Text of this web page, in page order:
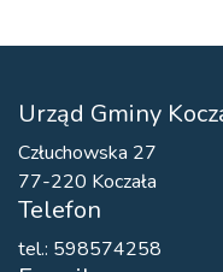
Urząd Gminy
Człuchowska 27
77-220 Koczała
Telefon
tel.: 598574258